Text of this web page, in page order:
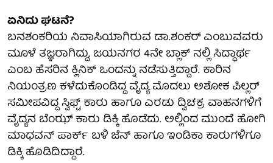
ಏನಿದು ಘಟನೆ?
ಬನಶಂಕರಿಯ ನಿವಾಸಿಯಾಗಿರುವ ಡಾ.ಶಂಕರ್ ಎಂಬುವವರು
ಮೂಳೆ ತಜ್ಞರಾಗಿದ್ದು, ಜಯನಗರ 4ನೇ ಬ್ಲಾಕ್ ನಲ್ಲಿ ಸಿದ್ಧಾರ್ಥ
ಎಂಬ ಹೆಸರಿನ ಕ್ಲಿನಿಕ್ ಒಂದನ್ನು ನಡೆಸುತ್ತಿದ್ದಾರೆ. ಕಾರಿನ
ನಿಯಂತ್ರಣ ಕಳೆದುಕೊಂಡಿದ್ದ ವೈದ್ಯ ಮೊದಲು ಅಶೋಕ ಪಿಲ್ಲರ್
ಸಮೀಪವಿದ್ದ ಸ್ವಿಫ್ಟ್ ಕಾರು ಹಾಗೂ ಎರಡು ದ್ವಿಚಕ್ರ ವಾಹನಗಳಿಗೆ
ವೈದ್ಯನ ಬೆಂಝ್ ಕಾರು ಡಿಕ್ಕಿ ಹೊಡೆದು. ಅಲ್ಲಿಂದ ಮುಂದೆ ಹೋಗಿ
ಮಾಧವನ್ ಪಾರ್ಕ್ ಬಳಿ ಜೆನ್ ಹಾಗೂ ಇಂಡಿಕಾ ಕಾರುಗಳಿಗೂ
ಡಿಕ್ಕಿ ಹೊಡಿದಿದ್ದಾರೆ.